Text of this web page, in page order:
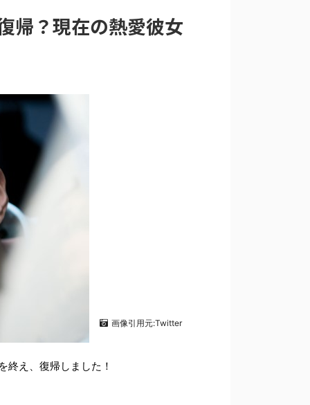
帰？現在の熱愛彼女
画像引用元:Twitter
終え、復帰しました！